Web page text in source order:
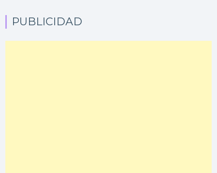
PUBLICIDAD